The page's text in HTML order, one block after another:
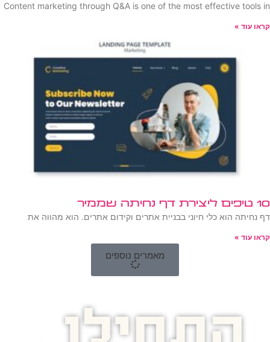
Content marketing through Q&A is one of the most effective tools in
קראו עוד »
10 טיפים ליצירת דף נחיתה שממיר
דף נחיתה הוא כלי חיוני בבניית אתרים וקידום אתרים. הוא מהווה את
קראו עוד »
מאמרים נוספים